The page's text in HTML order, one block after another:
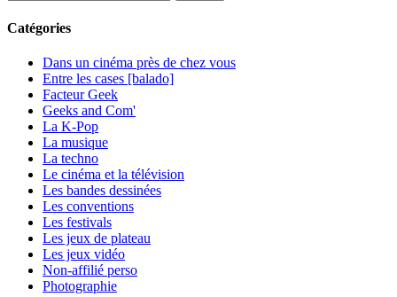
Catégories
Dans un cinéma près de chez vous
Entre les cases [balado]
Facteur Geek
Geeks and Com'
La K-Pop
La musique
La techno
Le cinéma et la télévision
Les bandes dessinées
Les conventions
Les festivals
Les jeux de plateau
Les jeux vidéo
Non-affilié perso
Photographie